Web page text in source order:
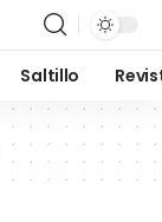
Saltillo